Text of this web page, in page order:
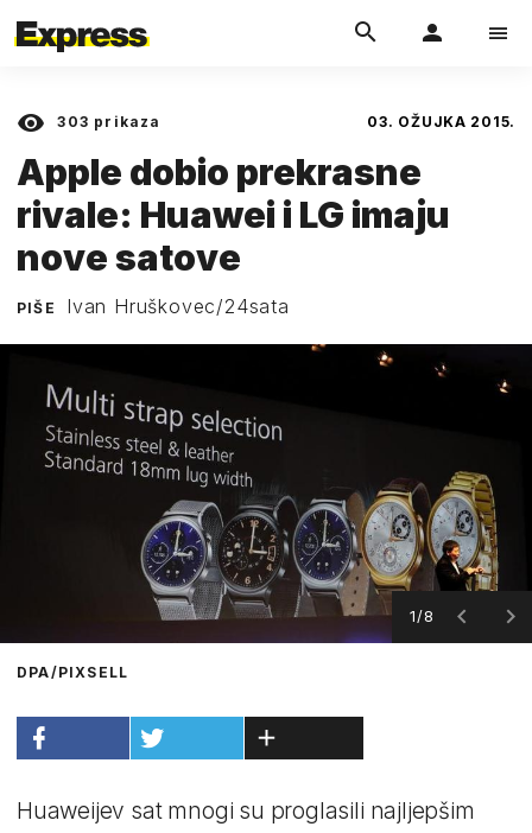
303 prikaza 03. OŽUJKA 2015.
Apple dobio prekrasne
rivale: Huawei i LG imaju
nove satove
PIŠE Ivan Hruškovec/24sata
1/8
DPA/PIXSELL
Huaweijev sat mnogi su proglasili najljepšim